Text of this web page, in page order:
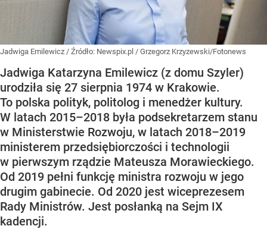
Jadwiga Emilewicz / Źródło: Newspix.pl / Grzegorz Krzyzewski/Fotonews
Jadwiga Katarzyna Emilewicz (z domu Szyler)
urodziła się 27 sierpnia 1974 w Krakowie.
To polska polityk, politolog i menedżer kultury.
W latach 2015–2018 była podsekretarzem stanu
w Ministerstwie Rozwoju, w latach 2018–2019
ministerem przedsiębiorczości i technologii
w pierwszym rządzie Mateusza Morawieckiego.
Od 2019 pełni funkcję ministra rozwoju w jego
drugim gabinecie. Od 2020 jest wiceprezesem
Rady Ministrów. Jest posłanką na Sejm IX
kadencji.